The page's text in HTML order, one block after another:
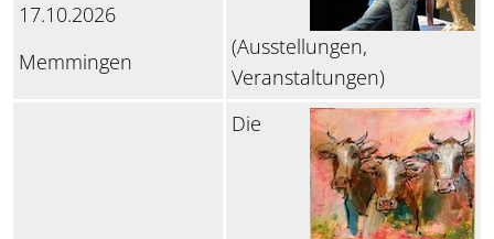
17.10.2026
Memmingen
(Ausstellungen,
Veranstaltungen)
Die